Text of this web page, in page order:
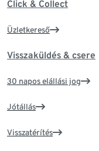
Click & Collect
Üzletkereső
Visszaküldés & csere
30 napos elállási jog
Jótállás
Visszatérítés